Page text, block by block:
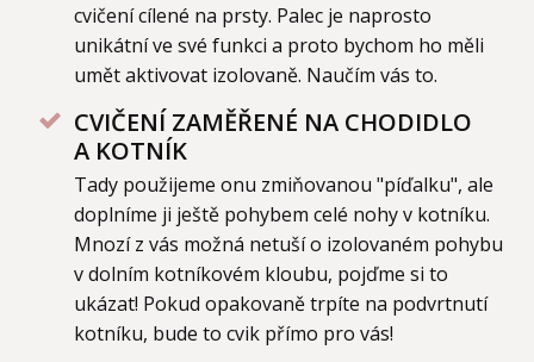
cvičení cílené na prsty. Palec je naprosto
unikátní ve své funkci a proto bychom ho měli
umět aktivovat izolovaně. Naučím vás to.
CVIČENÍ ZAMĚŘENÉ NA CHODIDLO
A KOTNÍK
Tady použijeme onu zmiňovanou "píďalku", ale
doplníme ji ještě pohybem celé nohy v kotníku.
Mnozí z vás možná netuší o izolovaném pohybu
v dolním kotníkovém kloubu, pojďme si to
ukázat! Pokud opakovaně trpíte na podvrtnutí
kotníku, bude to cvik přímo pro vás!